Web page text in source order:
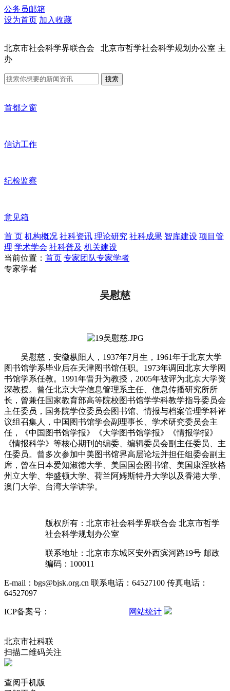
公务员邮箱
设为首页 加入收藏
北京市社会科学界联合会 北京市哲学社会科学规划办公室 主
办
搜索
首都之窗
信访工作
纪检监察
意见箱
首 页 机构概况 社科资讯 理论研究 社科成果 智库建设 项目管
理 学术学会 社科普及 机关建设
当前位置： 首页 专家团队专家学者
专家学者
吴慰慈
吴慰慈，安徽枞阳人，1937年7月生，1961年于北京大学
图书馆学系毕业后在天津图书馆任职。1973年调回北京大学图
书馆学系任教。1991年晋升为教授，2005年被评为北京大学资
深教授。曾任北京大学信息管理系主任、信息传播研究所所
长，曾兼任国家教育部高等院校图书馆学学科教学指导委员会
主任委员，国务院学位委员会图书馆、情报与档案管理学科评
议组召集人，中国图书馆学会副理事长、学术研究委员会主
任，《中国图书馆学报》《大学图书馆学报》《情报学报》
《情报科学》等核心期刊的编委、编辑委员会副主任委员、主
任委员。曾多次参加中美图书馆界高层论坛并担任组委会副主
席，曾在日本爱知淑德大学、美国国会图书馆、美国康涅狄格
州立大学、华盛顿大学、荷兰阿姆斯特丹大学以及香港大学、
澳门大学、台湾大学讲学。
版权所有：北京市社会科学界联合会 北京市哲学
社会科学规划办公室
联系地址：北京市东城区安外西滨河路19号 邮政
编码：100011
E-mail：bgs@bjsk.org.cn 联系电话：64527100 传真电话：
64527097
ICP备案号： 网站统计
北京市社科联
扫描二维码关注
查阅手机版